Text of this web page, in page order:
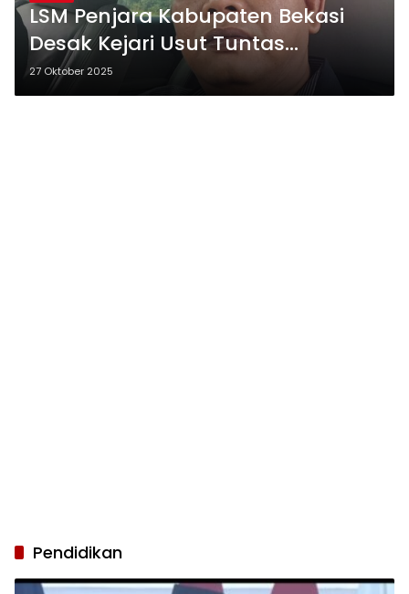
LSM Penjara Kabupaten Bekasi
Desak Kejari Usut Tuntas
Pembongkaran Jembatan
Sukamulya Tanpa Prosedur
27 Oktober 2025
Pendidikan